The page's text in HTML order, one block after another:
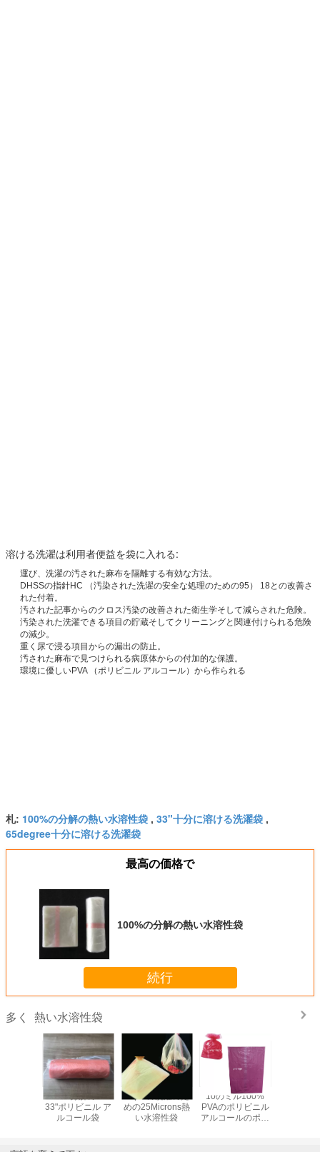
溶ける洗濯は利用者便益を袋に入れる:
運び、洗濯の汚された麻布を隔離する有効な方法。
DHSSの指針HC （汚染された洗濯の安全な処理のための95） 18との改善さ
れた付着。
汚された記事からのクロス汚染の改善された衛生学そして減らされた危険。
汚染された洗濯できる項目の貯蔵そしてクリーニングと関連付けられる危険
の減少。
重く尿で浸る項目からの漏出の防止。
汚された麻布で見つけられる病原体からの付加的な保護。
環境に優しいPVA （ポリビニル アルコール）から作られる
札: 100%の分解の熱い水溶性袋 , 33"十分に溶ける洗濯袋 ,
65degree十分に溶ける洗濯袋
最高の価格で
100%の分解の熱い水溶性袋
続行
多く 熱い水溶性袋
33"ポリビニル ア
ルコール袋
20μMの洗濯のた
めの25Microns熱
い水溶性袋
10のミル100%
PVAのポリビニル
アルコールのポリ